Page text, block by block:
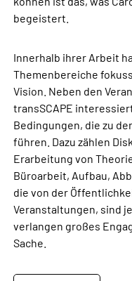
begeistert.
Innerhalb ihrer Arbeit
Themenbereiche
Vision. Neben den
transSCAPE
Bedingungen, die zu
führen. Dazu zählen
Erarbeitung von
Büroarbeit, Aufbau,
die von der
Veranstaltungen, sind
verlangen großes
Sache.